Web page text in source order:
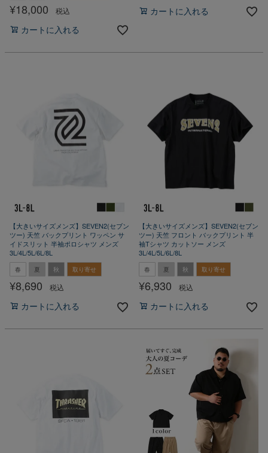
¥18,000 税込
カートに入れる
カートに入れる
【大きいサイズメンズ】SEVEN2(セブン
ツー) 天竺 バックプリント ワッペン サ
イドスリット 半袖ポロシャツ メンズ
3L/4L/5L/6L/8L
春 夏 秋 取り寄せ
¥8,690 税込
カートに入れる
【大きいサイズメンズ】SEVEN2(セブン
ツー) 天竺 フロント バックプリント 半
袖Tシャツ カットソー メンズ
3L/4L/5L/6L/8L
春 夏 秋 取り寄せ
¥6,930 税込
カートに入れる